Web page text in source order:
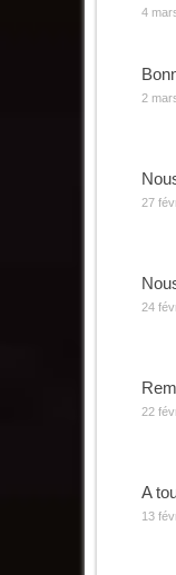
4
2
27
24
22
A
13